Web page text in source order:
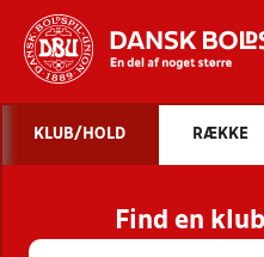
STILLINGER,
KLUB/HOLD RÆKKE
Find en